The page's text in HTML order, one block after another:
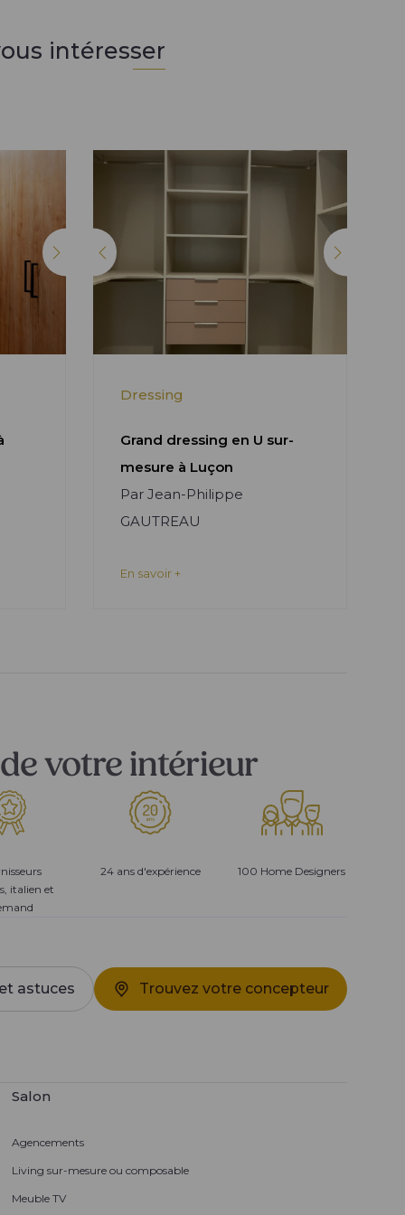
intéresser
Dressing
Grand dressing en U sur-
mesure à Luçon
Par Jean-Philippe
GAUTREAU
En savoir +
votre intérieur
italien et
24 ans d'expérience 100 Home Designers
astuces Trouvez votre concepteur
Salon
Agencements
Living sur-mesure ou composable
Meuble TV